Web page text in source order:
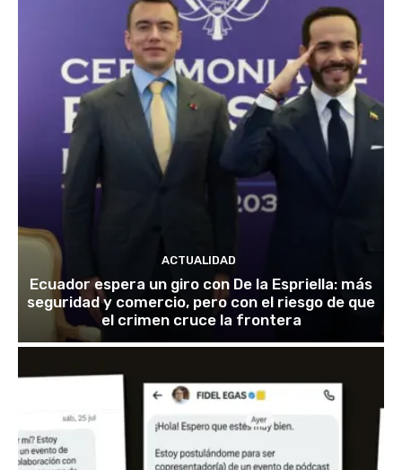
ACTUALIDAD
Ecuador espera un giro con De la Espriella: más
seguridad y comercio, pero con el riesgo de que
el crimen cruce la frontera